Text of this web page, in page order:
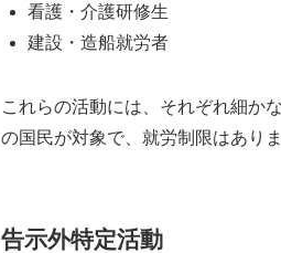
看護・介護研修生
建設・造船就労者
これらの活動には、それぞれ細か
の国民が対象で、就労制限はあり
告示外特定活動